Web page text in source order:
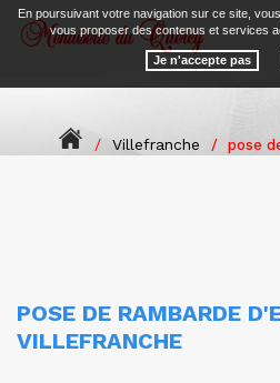
Villefranche pose
POSE DE RAMBARDE
VILLEFRANCHE
En poursuivant votre navigation sur ce site,
vous proposer des contenus et services
Je n'accepte pas